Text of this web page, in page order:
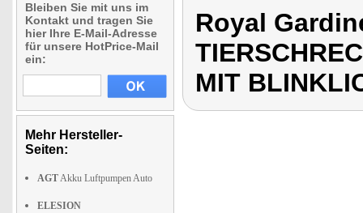
Bleiben Sie mit uns im
Kontakt und tragen Sie
hier Ihre E-Mail-Adresse
für unsere HotPrice-Mail
ein:
Mehr Hersteller-
Seiten:
AGTAkku Luftpumpen Auto
ELESION
Royal
MIT